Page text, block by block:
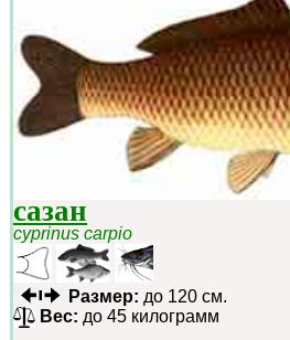
сазан
cyprinus carpio
Размер: до 120 см.
Вес: до 45 килограмм